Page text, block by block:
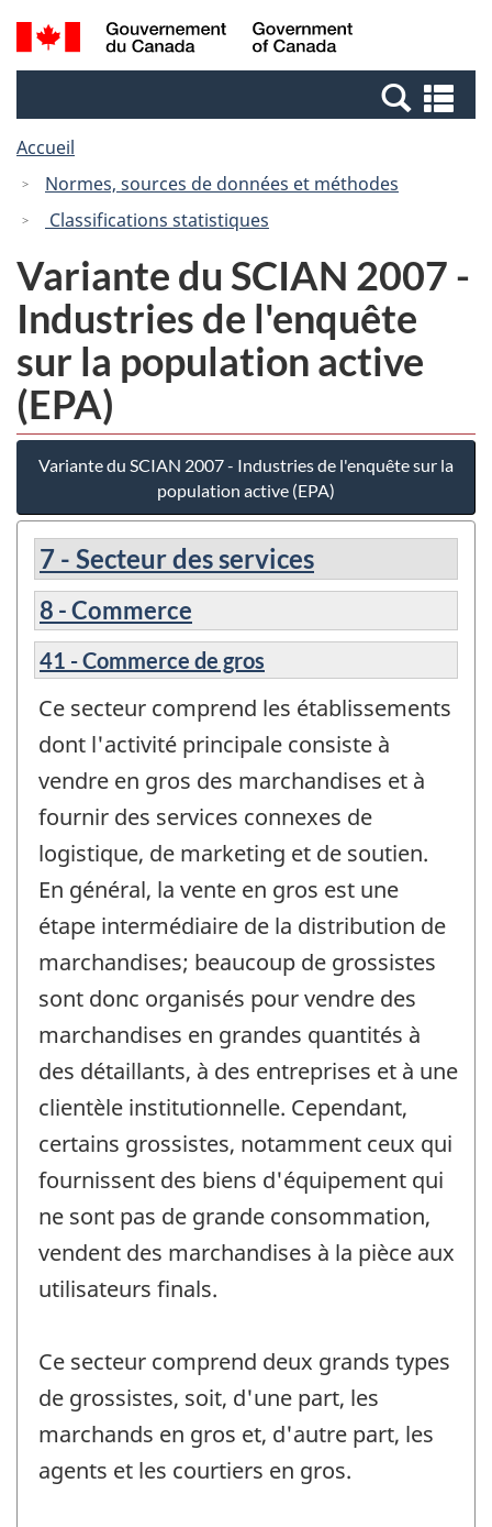
Passer
au
Passer
à
Canada
Recherche
et
et
Accueil
Normes, sources de données et méthodes
Classifications statistiques
Variante du SCIAN 2007 -
Industries de l'enquête
sur la population active
(EPA)
Variante du SCIAN 2007 - Industries de l'enquête sur la
population active (EPA)
7 - Secteur des services
8 - Commerce
41 - Commerce de gros
Ce secteur comprend les établissements
dont l'activité principale consiste à
vendre en gros des marchandises et à
fournir des services connexes de
logistique, de marketing et de soutien.
En général, la vente en gros est une
étape intermédiaire de la distribution de
marchandises; beaucoup de grossistes
sont donc organisés pour vendre des
marchandises en grandes quantités à
des détaillants, à des entreprises et à une
clientèle institutionnelle. Cependant,
certains grossistes, notamment ceux qui
fournissent des biens d'équipement qui
ne sont pas de grande consommation,
vendent des marchandises à la pièce aux
utilisateurs finals.
Ce secteur comprend deux grands types
de grossistes, soit, d'une part, les
marchands en gros et, d'autre part, les
agents et les courtiers en gros.